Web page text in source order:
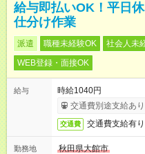
給与即払いOK！平日
仕分け作業
派遣 職種未経験OK 社会人未
WEB登録・面接OK
給与
時給1040円
交通費別途支給あり
交通費 交通費支給有り
勤務地
秋田県大館市